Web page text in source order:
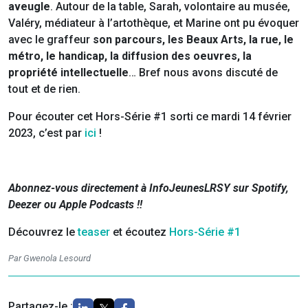
aveugle. Autour de la table, Sarah, volontaire au musée,
Valéry, médiateur à l’artothèque, et Marine ont pu évoquer
avec le graffeur son parcours, les Beaux Arts, la rue, le
métro, le handicap, la diffusion des oeuvres, la
propriété intellectuelle… Bref nous avons discuté de
tout et de rien.
Pour écouter cet Hors-Série #1 sorti ce mardi 14 février
2023, c’est par ici !
Abonnez-vous directement à InfoJeunesLRSY sur Spotify,
Deezer ou Apple Podcasts !!
Découvrez leteaser et écoutez Hors-Série #1
Par Gwenola Lesourd